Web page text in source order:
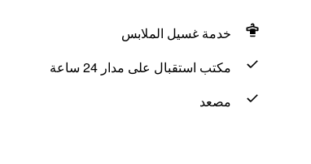
خدمة غسيل الملابس
مكتب استقبال على مدار 24 ساعة
مصعد